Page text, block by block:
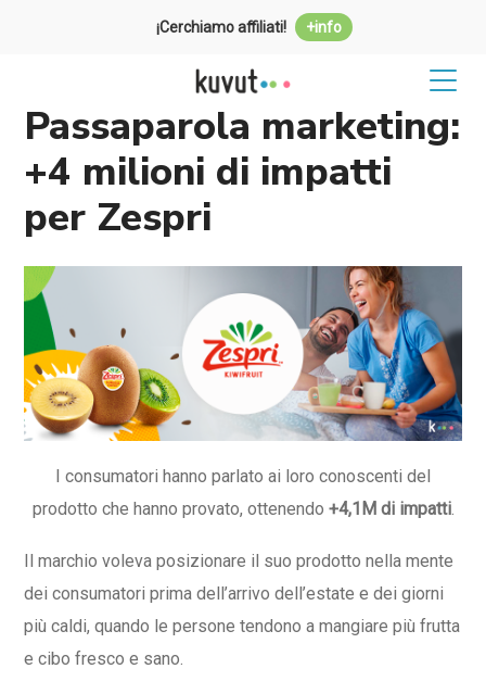
¡Cerchiamo affiliati! +info
Passaparola marketing:
+4 milioni di impatti
per Zespri
I consumatori hanno parlato ai loro conoscenti del
prodotto che hanno provato, ottenendo +4,1M di impatti.
Il marchio voleva posizionare il suo prodotto nella mente
dei consumatori prima dell’arrivo dell’estate e dei giorni
più caldi, quando le persone tendono a mangiare più frutta
e cibo fresco e sano.